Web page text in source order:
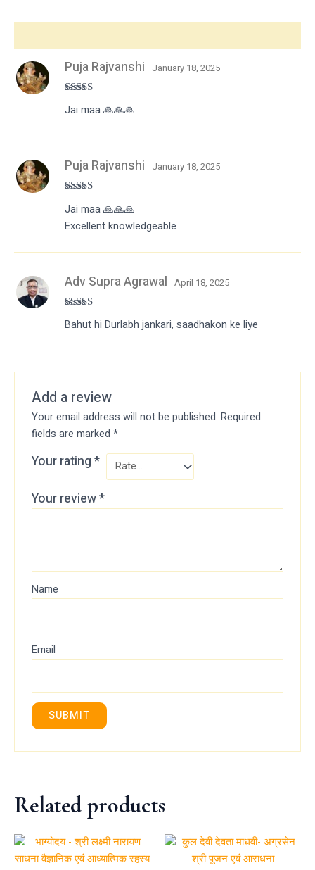
of 5
Puja Rajvanshi January 18, 2025
Jai maa 🙏🙏🙏
of 5
Puja Rajvanshi January 18, 2025
Jai maa 🙏🙏🙏
Excellent knowledgeable
3out
Adv Supra Agrawal April 18, 2025
Bahut hi Durlabh jankari, saadhakon ke liye
Add a review
Your email address will not be published. Required
fields are marked*
Your rating*
Your review*
Name
Email
Related products